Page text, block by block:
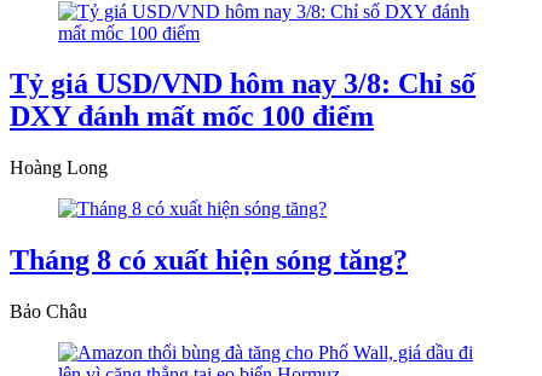
Tỷ giá USD/VND hôm nay 3/8: Chỉ số
DXY đánh mất mốc 100 điểm
Hoàng Long
Tháng 8 có xuất hiện sóng tăng?
Bảo Châu